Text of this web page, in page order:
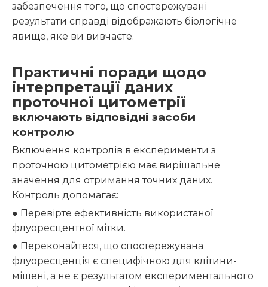
забезпечення того, що спостережувані
результати справді відображають біологічне
явище, яке ви вивчаєте.
Практичні поради щодо
інтерпретації даних
проточної цитометрії
включають відповідні засоби
контролю
Включення контролів в експерименти з
проточною цитометрією має вирішальне
значення для отримання точних даних.
Контроль допомагає:
● Перевірте ефективність використаної
флуоресцентної мітки.
● Переконайтеся, що спостережувана
флуоресценція є специфічною для клітини-
мішені, а не є результатом експериментального